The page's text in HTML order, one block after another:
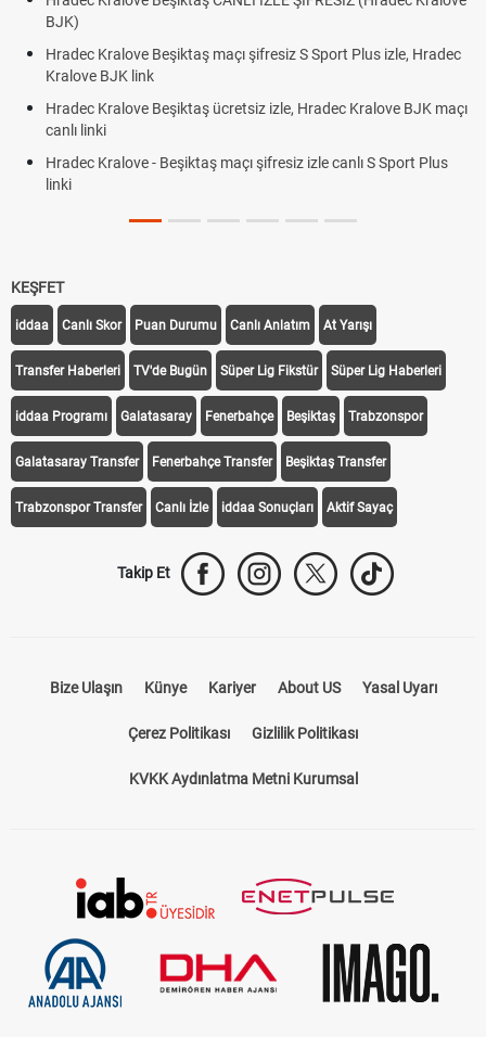
S Sport Plus izle, Hradec
Hradec Kralove BJK maçı
izle canlı S Sport Plus
Trivela Nedir? Trivela Vuruşu Nasıl
Plonjon Nedir? Kalecilikte Plonjon
KEŞFET
iddaa Canlı Skor Puan Durumu Canlı Anlatım At Yarışı
Transfer Haberleri TV'de Bugün Süper Lig Fikstür Süper Lig Haberleri
iddaa Programı Galatasaray Fenerbahçe Beşiktaş Trabzonspor
Galatasaray Transfer Fenerbahçe Transfer Beşiktaş Transfer
Trabzonspor Transfer Canlı İzle iddaa Sonuçları Aktif Sayaç
Takip Et
Bize Ulaşın Künye Kariyer About US Yasal Uyarı
Çerez Politikası Gizlilik Politikası
KVKK Aydınlatma Metni Kurumsal